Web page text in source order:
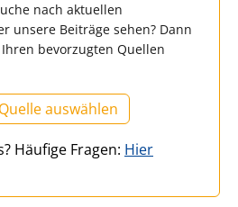
nach aktuellen
unsere Beiträge sehen? Dann
bevorzugten Quellen
auswählen
Häufige Fragen: Hier